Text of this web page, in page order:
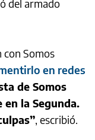
del armado
con Somos
en redes
de Somos
en la Segunda.
, escribió.